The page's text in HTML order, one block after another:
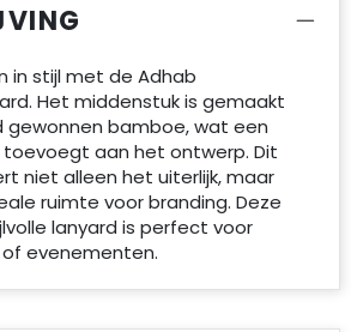
in stijl met de Adhab
Het middenstuk is gemaakt
gewonnen bamboe, wat een
aan het ontwerp. Dit
niet alleen het uiterlijk, maar
ruimte voor branding. Deze
lanyard is perfect voor
evenementen.